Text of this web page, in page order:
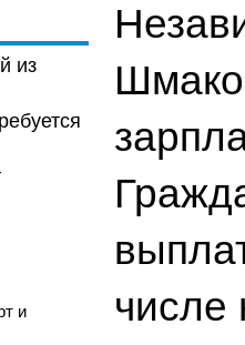
из
и
числе